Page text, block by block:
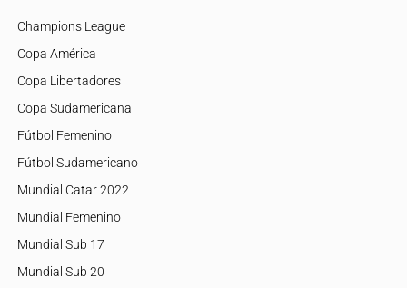
Champions League
Copa América
Copa Libertadores
Copa Sudamericana
Fútbol Femenino
Fútbol Sudamericano
Mundial Catar 2022
Mundial Femenino
Mundial Sub 17
Mundial Sub 20